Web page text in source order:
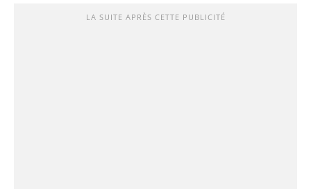
LA SUITE APRÈS CETTE PUBLICITÉ